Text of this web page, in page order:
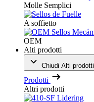
Molle Semplici
A soffietto
OEM
Alti prodotti
Chiudi Alti prodotti
Prodotti
Altri prodotti